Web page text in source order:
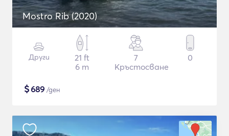
Mostro Rib (2020)
Други
21 ft
6 m
7
Кръстосване
0
$689 /ден